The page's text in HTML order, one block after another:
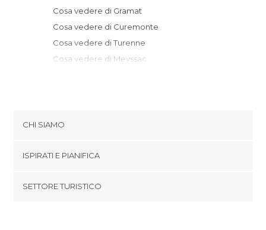
Cosa vedere di Gramat
Cosa vedere di Curemonte
Cosa vedere di Turenne
Cosa vedere di Meyssac
Cosa vedere di Sarlat-la-Canéda
Cosa vedere di Saint-Amand-de-Coly
Cosa vedere di Montignac
CHI SIAMO
Termini e Condizioni
ISPIRATI E PIANIFICA
SETTORE TURISTICO